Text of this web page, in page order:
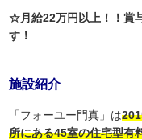
☆月給22万円以上！！賞
す！
施設紹介
「フォーユー門真」は
所にある45室の住宅型有